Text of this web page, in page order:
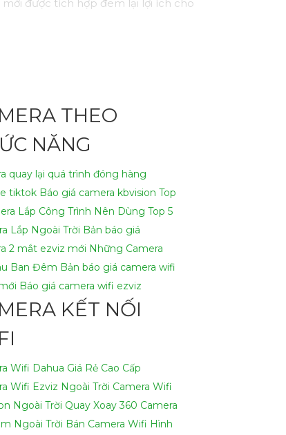
được tích hợp đem lại lợi ích cho
sự cố sớm, từ đó bảo vệ an ninh cho
trong nhà đến ngoài trời.
bất kỳ khó khăn nào.
THEO
NĂNG
quay lại quá trình đóng hàng
tiktok Báo giá camera kbvision Top
Lắp Công Trình Nên Dùng Top 5
Lắp Ngoài Trời Bản báo giá
2 mắt ezviz mới Những Camera
Ban Đêm Bản báo giá camera wifi
Báo giá camera wifi ezviz
KẾT NỐI
Wifi Dahua Giá Rẻ Cao Cấp
Wifi Ezviz Ngoài Trời Camera Wifi
Ngoài Trời Quay Xoay 360 Camera
Ngoài Trời Bán Camera Wifi Hình